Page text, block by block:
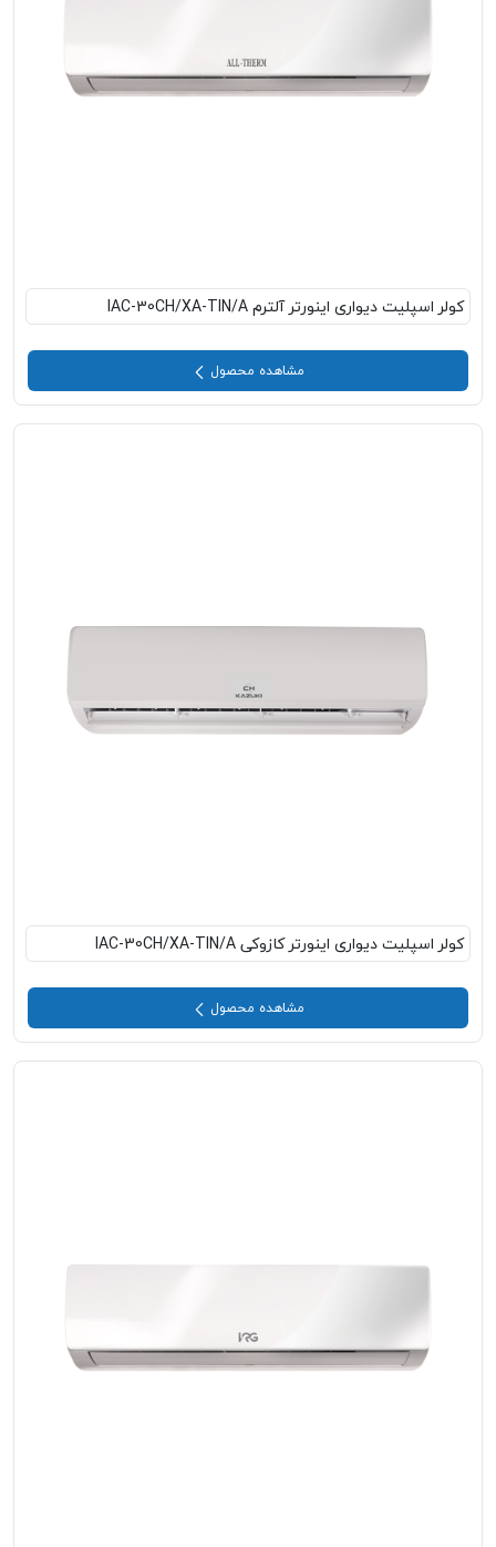
کولر اسپلیت دیواری اینورتر آلترم IAC-30CH/XA-TIN/A
مشاهده محصول
کولر اسپلیت دیواری اینورتر کازوکی IAC-30CH/XA-TIN/A
مشاهده محصول